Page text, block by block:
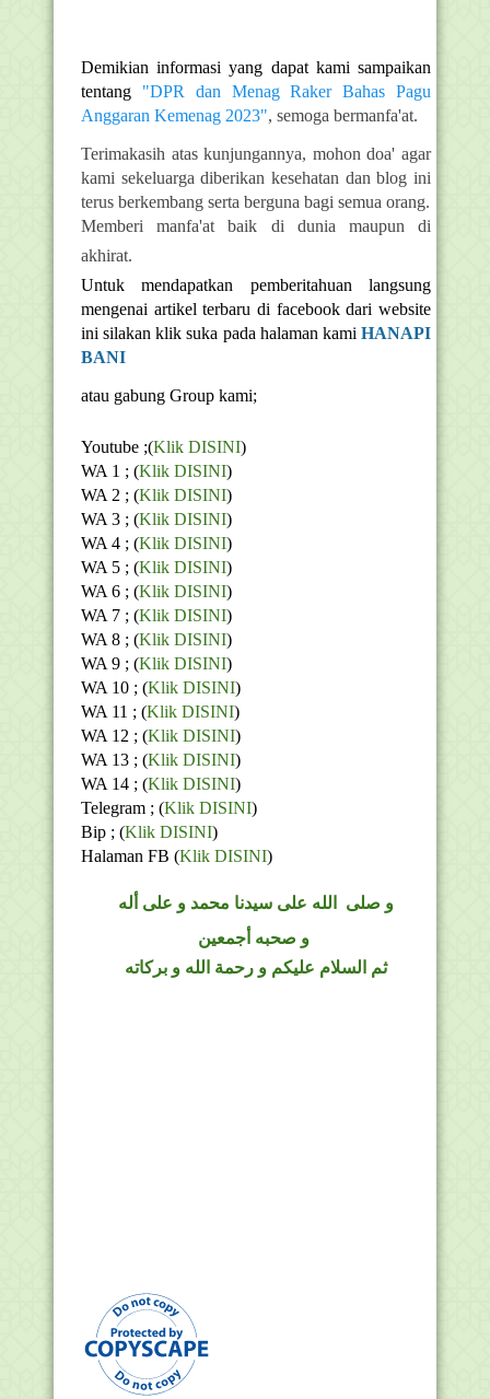
Demikian informasi yang dapat kami sampaikan
tentang
"DPR dan Menag Raker Bahas Pagu
Anggaran Kemenag 2023", semoga bermanfa'at.
Terimakasih atas kunjungannya, mohon doa' agar
kami sekeluarga diberikan kesehatan dan blog ini
terus berkembang serta berguna bagi semua orang.
Memberi manfa'at baik di dunia maupun di
akhirat.
Untuk mendapatkan pemberitahuan langsung
mengenai artikel terbaru di facebook dari website
ini silakan klik suka pada halaman kami HANAPI
BANI
atau gabung Group kami;
Youtube ;(Klik DISINI)
WA 1 ; (Klik DISINI)
WA 2 ; (Klik DISINI)
WA 3 ; (Klik DISINI)
WA 4 ; (Klik DISINI)
WA 5 ; (Klik DISINI)
WA 6 ; (Klik DISINI)
WA 7 ; (Klik DISINI)
WA 8 ; (Klik DISINI)
WA 9 ; (Klik DISINI)
WA 10 ; (Klik DISINI)
WA 11 ; (Klik DISINI)
WA 12 ; (Klik DISINI)
WA 13 ; (Klik DISINI)
WA 14 ; (Klik DISINI)
Telegram ; (Klik DISINI)
Bip ; (Klik DISINI)
Halaman FB (Klik DISINI)
و صلى الله على سيدنا محمد و على أله
و صحبه أجمعين
ثم السلام عليكم و رحمة الله و بركاته